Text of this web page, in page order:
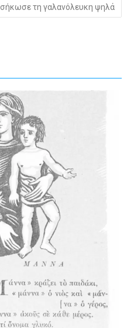
σήκωσε τη γαλανόλευκη ψηλά